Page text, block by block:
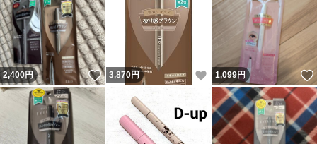
2,400円 いいね！
3,870円 いいね！
1,099円